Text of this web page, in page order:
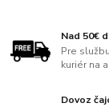
Nad 50€
Pre
kuriér na
Dovoz